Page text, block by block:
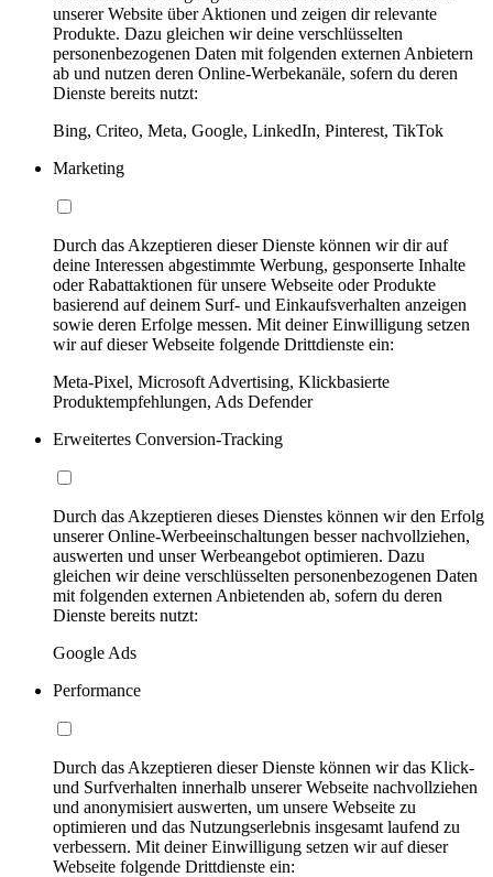
unserer Website über Aktionen und zeigen dir relevante
Produkte. Dazu gleichen wir deine verschlüsselten
personenbezogenen Daten mit folgenden externen Anbietern
ab und nutzen deren Online-Werbekanäle, sofern du deren
Dienste bereits nutzt:
Bing, Criteo, Meta, Google, LinkedIn, Pinterest, TikTok
Marketing
Durch das Akzeptieren dieser Dienste können wir dir auf
deine Interessen abgestimmte Werbung, gesponserte Inhalte
oder Rabattaktionen für unsere Webseite oder Produkte
basierend auf deinem Surf- und Einkaufsverhalten anzeigen
sowie deren Erfolge messen. Mit deiner Einwilligung setzen
wir auf dieser Webseite folgende Drittdienste ein:
Meta-Pixel, Microsoft Advertising, Klickbasierte
Produktempfehlungen, Ads Defender
Erweitertes Conversion-Tracking
Durch das Akzeptieren dieses Dienstes können wir den Erfolg
unserer Online-Werbeeinschaltungen besser nachvollziehen,
auswerten und unser Werbeangebot optimieren. Dazu
gleichen wir deine verschlüsselten personenbezogenen Daten
mit folgenden externen Anbietenden ab, sofern du deren
Dienste bereits nutzt:
Google Ads
Performance
Durch das Akzeptieren dieser Dienste können wir das Klick-
und Surfverhalten innerhalb unserer Webseite nachvollziehen
und anonymisiert auswerten, um unsere Webseite zu
optimieren und das Nutzungserlebnis insgesamt laufend zu
verbessern. Mit deiner Einwilligung setzen wir auf dieser
Webseite folgende Drittdienste ein: